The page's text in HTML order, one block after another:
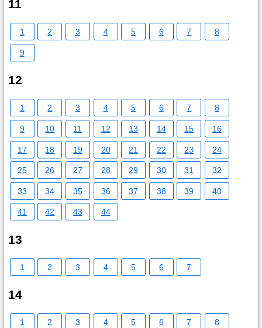
11
1 2 3 4 5 6 7 8
9
12
1 2 3 4 5 6 7 8
9 10 11 12 13 14 15 16
17 18 19 20 21 22 23 24
25 26 27 28 29 30 31 32
33 34 35 36 37 38 39 40
41 42 43 44
13
1 2 3 4 5 6 7
14
1 2 3 4 5 6 7 8